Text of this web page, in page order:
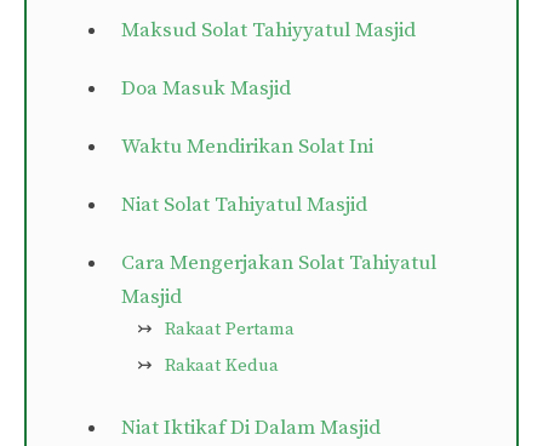
Maksud Solat Tahiyyatul Masjid
Doa Masuk Masjid
Waktu Mendirikan Solat Ini
Niat Solat Tahiyatul Masjid
Cara Mengerjakan Solat Tahiyatul
Masjid
Rakaat Pertama
Rakaat Kedua
Niat Iktikaf Di Dalam Masjid